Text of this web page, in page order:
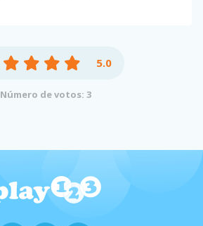
5.0
Número de votos: 3